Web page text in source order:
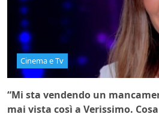
Cinema e Tv
“Mi sta vendendo un
mai vista così a Verissimo. Cosa